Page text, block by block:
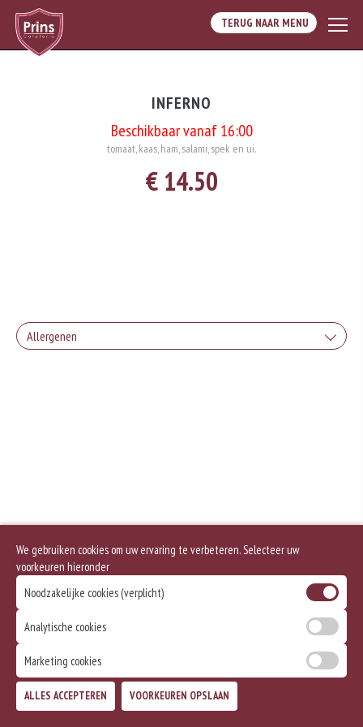
TERUG NAAR MENU
INFERNO
Beschikbaar vanaf 16:00
tomaat, kaas, ham, salami, spek en ui.
€ 14.50
Allergenen
We gebruiken cookies om uw ervaring te verbeteren. Selecteer uw
voorkeuren hieronder
Noodzakelijke cookies (verplicht)
Analytische cookies
Marketing cookies
ALLES ACCEPTEREN VOORKEUREN OPSLAAN